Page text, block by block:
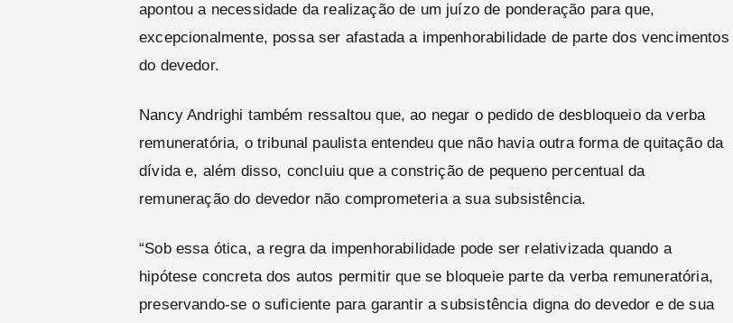
apontou a necessidade da realização de um juízo de ponderação para que,
excepcionalmente, possa ser afastada a impenhorabilidade de parte dos vencimentos
do devedor.
Nancy Andrighi também ressaltou que, ao negar o pedido de desbloqueio da verba
remuneratória, o tribunal paulista entendeu que não havia outra forma de quitação da
dívida e, além disso, concluiu que a constrição de pequeno percentual da
remuneração do devedor não comprometeria a sua subsistência.
“Sob essa ótica, a regra da impenhorabilidade pode ser relativizada quando a
hipótese concreta dos autos permitir que se bloqueie parte da verba remuneratória,
preservando-se o suficiente para garantir a subsistência digna do devedor e de sua